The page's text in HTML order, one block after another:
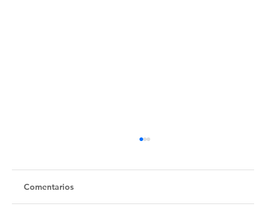
Comentarios